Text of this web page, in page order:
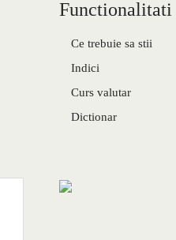
Functionalitati
Ce trebuie sa stii
Indici
Curs valutar
Dictionar